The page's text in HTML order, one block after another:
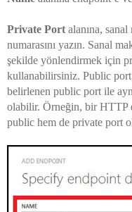
Private Port alanına,
numarasını yazın. Sanal
şekilde yönlendirmek için
kullanabilirsiniz. Public
belirlenen public port ile
olabilir. Örneğin, bir HTTP
public hem de private port